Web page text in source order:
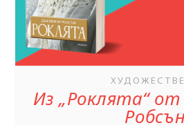
Из „Роклята“